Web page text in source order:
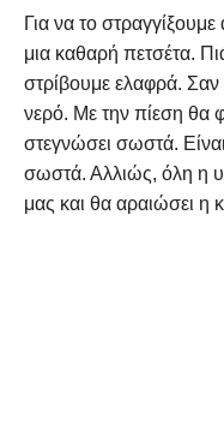
Για να το
μια καθαρή πετσέτα.
στρίβουμε ελαφρά.
νερό. Με την πίεση θα
στεγνώσει σωστά.
σωστά. Αλλιώς, όλη η
μας και θα αραιώσει η